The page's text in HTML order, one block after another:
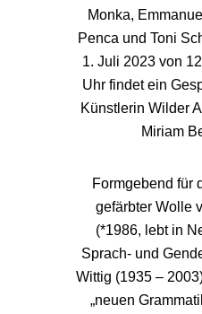
Monka,
Penca und Toni
1. Juli 2023 von
Uhr findet ein
Künstlerin Wilder
Miriam
Formgebend für
gefärbter Wolle
(*1986, lebt in
Sprach- und
Wittig (1935 –
„neuen